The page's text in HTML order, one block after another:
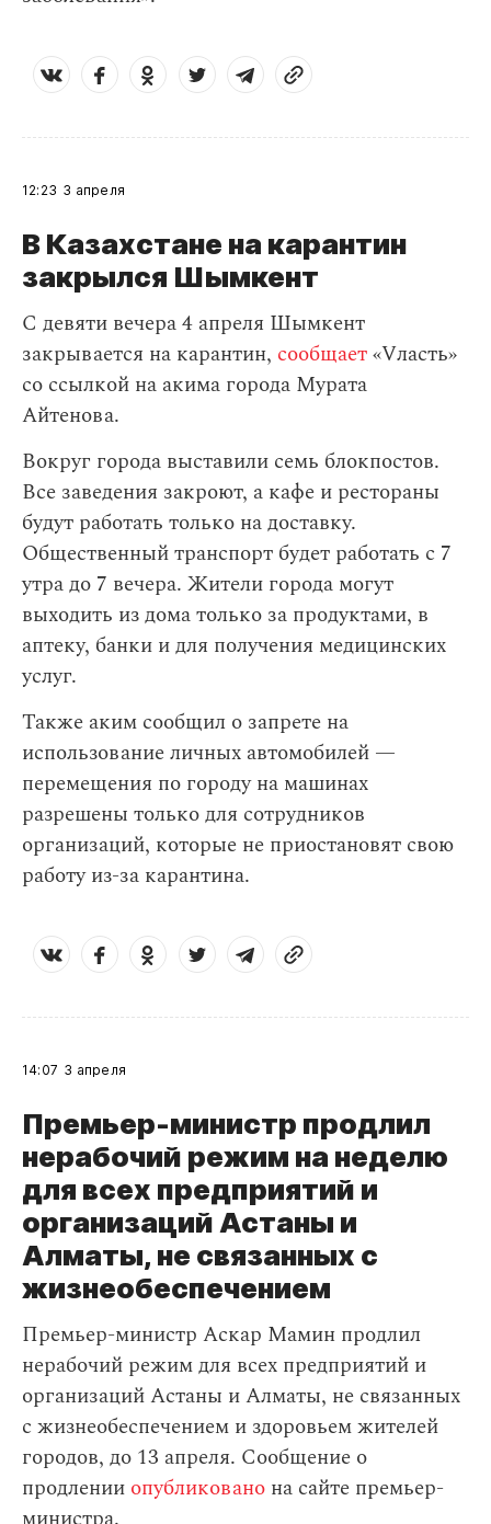
12:23 3 апреля
В Казахстане на карантин
закрылся Шымкент
С девяти вечера 4 апреля Шымкент
закрывается на карантин, сообщает«Vласть»
со ссылкой на акима города Мурата
Айтенова.
Вокруг города выставили семь блокпостов.
Все заведения закроют, а кафе и рестораны
будут работать только на доставку.
Общественный транспорт будет работать с 7
утра до 7 вечера. Жители города могут
выходить из дома только за продуктами, в
аптеку, банки и для получения медицинских
услуг.
Также аким сообщил о запрете на
использование личных автомобилей —
перемещения по городу на машинах
разрешены только для сотрудников
организаций, которые не приостановят свою
работу из-за карантина.
14:07 3 апреля
Премьер-министр продлил
нерабочий режим на неделю
для всех предприятий и
организаций Астаны и
Алматы, не связанных с
жизнеобеспечением
Премьер-министр Аскар Мамин продлил
нерабочий режим для всех предприятий и
организаций Астаны и Алматы, не связанных
с жизнеобеспечением и здоровьем жителей
городов, до 13 апреля. Сообщение о
продлении опубликовано на сайте премьер-